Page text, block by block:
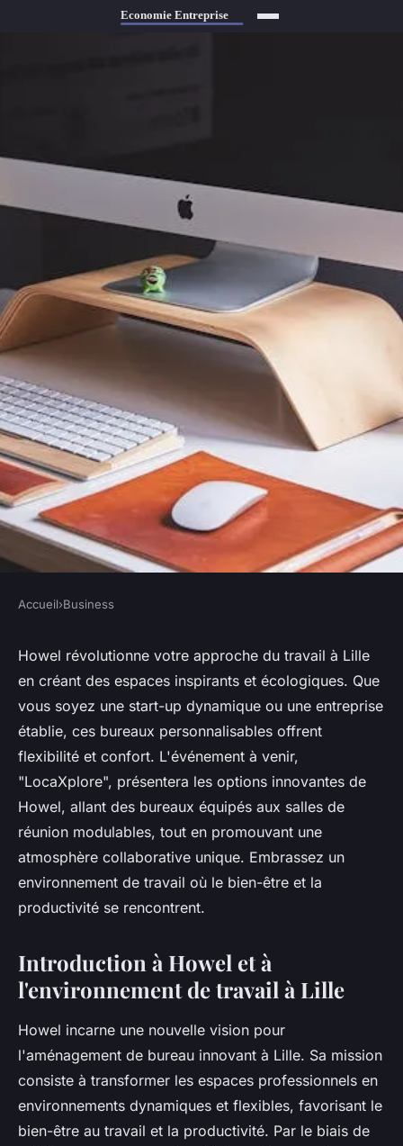
Howel : repensez votre
environnement de travail à
lille !
Guillaume•20 mars 2025•4 min de lecture
Accueil›Business
Howel révolutionne votre approche du travail à Lille
en créant des espaces inspirants et écologiques. Que
vous soyez une start-up dynamique ou une entreprise
établie, ces bureaux personnalisables offrent
flexibilité et confort. L'événement à venir,
"LocaXplore", présentera les options innovantes de
Howel, allant des bureaux équipés aux salles de
réunion modulables, tout en promouvant une
atmosphère collaborative unique. Embrassez un
environnement de travail où le bien-être et la
productivité se rencontrent.
Introduction à Howel et à
l'environnement de travail à Lille
Howel incarne une nouvelle vision pour
l'aménagement de bureau innovant à Lille. Sa mission
consiste à transformer les espaces professionnels en
environnements dynamiques et flexibles, favorisant le
bien-être au travail et la productivité. Par le biais de